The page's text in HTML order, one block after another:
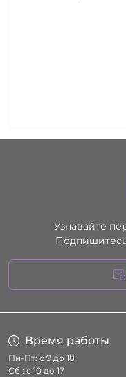
Узнавайте
Время работы
Пн-Пт: с 9 до 18
Сб.: с 10 до 17